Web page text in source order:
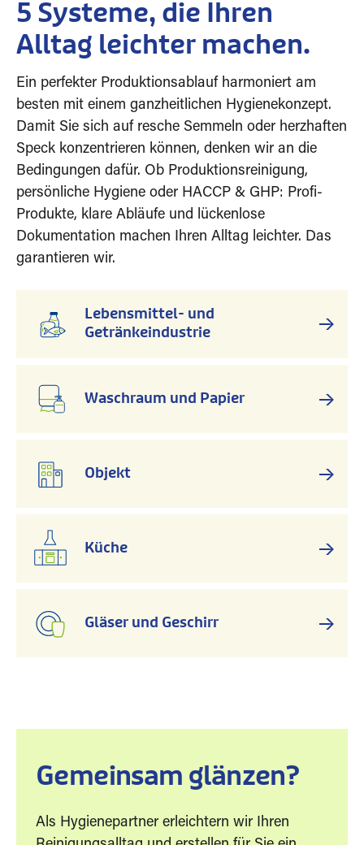
5 Systeme, die Ihren
Alltag leichter machen.
Ein perfekter Produktionsablauf harmoniert am
besten mit einem ganzheitlichen Hygienekonzept.
Damit Sie sich auf resche Semmeln oder herzhaften
Speck konzentrieren können, denken wir an die
Bedingungen dafür. Ob Produktionsreinigung,
persönliche Hygiene oder HACCP & GHP: Profi-
Produkte, klare Abläufe und lückenlose
Dokumentation machen Ihren Alltag leichter. Das
garantieren wir.
Lebensmittel- und
Getränkeindustrie
Waschraum und Papier
Objekt
Küche
Gläser und Geschirr
Gemeinsam glänzen?
Als Hygienepartner erleichtern wir Ihren